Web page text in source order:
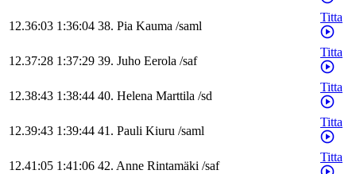
12.36:03 1:36:04 38. Pia Kauma /saml
Titta
12.37:28 1:37:29 39. Juho Eerola /saf
Titta
12.38:43 1:38:44 40. Helena Marttila /sd
Titta
12.39:43 1:39:44 41. Pauli Kiuru /saml
Titta
12.41:05 1:41:06 42. Anne Rintamäki /saf
Titta